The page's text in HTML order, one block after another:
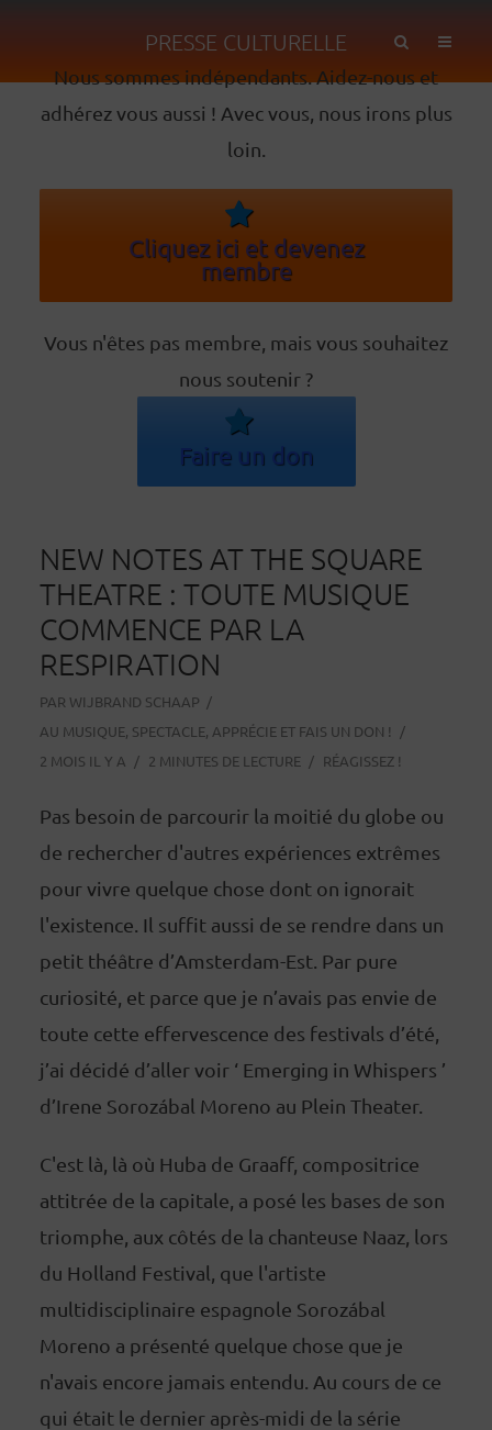
PRESSE CULTURELLE
Nous sommes indépendants. Aidez-nous et
adhérez vous aussi ! Avec vous, nous irons plus
loin.
Cliquez ici et devenez
membre
Vous n'êtes pas membre, mais vous souhaitez
nous soutenir ?
Faire un don
NEW NOTES AT THE SQUARE
THEATRE : TOUTE MUSIQUE
COMMENCE PAR LA
RESPIRATION
PAR WIJBRAND SCHAAP
AU MUSIQUE, SPECTACLE, APPRÉCIE ET FAIS UN DON !
2 MOIS IL Y A
2 MINUTES DE LECTURE RÉAGISSEZ !
Pas besoin de parcourir la moitié du globe ou
de rechercher d'autres expériences extrêmes
pour vivre quelque chose dont on ignorait
l'existence. Il suffit aussi de se rendre dans un
petit théâtre d’Amsterdam-Est. Par pure
curiosité, et parce que je n’avais pas envie de
toute cette effervescence des festivals d’été,
j’ai décidé d’aller voir ‘ Emerging in Whispers ’
d’Irene Sorozábal Moreno au Plein Theater.
C'est là, là où Huba de Graaff, compositrice
attitrée de la capitale, a posé les bases de son
triomphe, aux côtés de la chanteuse Naaz, lors
du Holland Festival, que l'artiste
multidisciplinaire espagnole Sorozábal
Moreno a présenté quelque chose que je
n'avais encore jamais entendu. Au cours de ce
qui était le dernier après-midi de la série